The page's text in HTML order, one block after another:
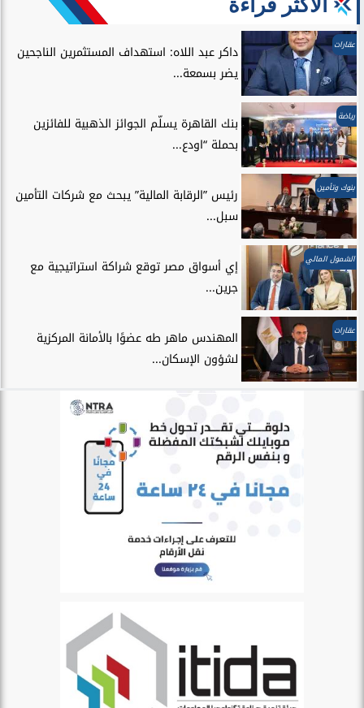
عقارات
داكر عبد اللاه: استهداف المستثمرين الناجحين
يضر بسمعة...
رياضة
بنك القاهرة يسلّم الجوائز الذهبية للفائزين
بحملة “اودع...
بنوك وتأمين
رئيس ”الرقابة المالية” يبحث مع شركات التأمين
سبل...
الشمول المالي
إي أسواق مصر توقع شراكة استراتيجية مع
جرين...
عقارات
المهندس ماهر طه عضوًا بالأمانة المركزية
لشؤون الإسكان...